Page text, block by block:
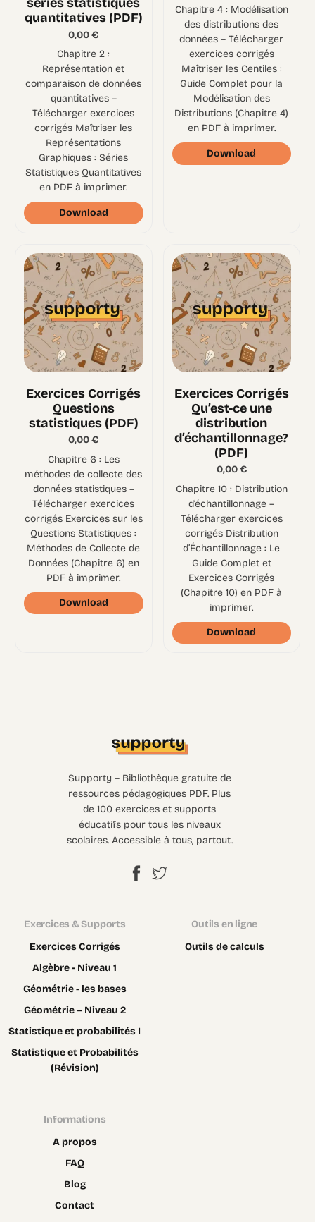
séries statistiques
quantitatives (PDF)
0,00€
Chapitre 2 :
Représentation et
comparaison de données
quantitatives –
Télécharger exercices
corrigés Maîtriser les
Représentations
Graphiques : Séries
Statistiques Quantitatives
en PDF à imprimer.
Download
Chapitre 4 : Modélisation
des distributions des
données – Télécharger
exercices corrigés
Maîtriser les Centiles :
Guide Complet pour la
Modélisation des
Distributions (Chapitre 4)
en PDF à imprimer.
Download
Exercices Corrigés
Questions
statistiques (PDF)
0,00€
Chapitre 6 : Les
méthodes de collecte des
données statistiques –
Télécharger exercices
corrigés Exercices sur les
Questions Statistiques :
Méthodes de Collecte de
Données (Chapitre 6) en
PDF à imprimer.
Download
Exercices Corrigés
Qu’est-ce une
distribution
d’échantillonnage?
(PDF)
0,00€
Chapitre 10 : Distribution
d’échantillonnage –
Télécharger exercices
corrigés Distribution
d’Échantillonnage : Le
Guide Complet et
Exercices Corrigés
(Chapitre 10) en PDF à
imprimer.
Download
Supporty – Bibliothèque gratuite de
ressources pédagogiques PDF. Plus
de 100 exercices et supports
éducatifs pour tous les niveaux
scolaires. Accessible à tous, partout.
Exercices & Supports
Exercices Corrigés
Algèbre - Niveau 1
Géométrie - les bases
Géométrie – Niveau 2
Statistique et probabilités I
Statistique et Probabilités
(Révision)
Outils en ligne
Outils de calculs
Informations
A propos
FAQ
Blog
Contact